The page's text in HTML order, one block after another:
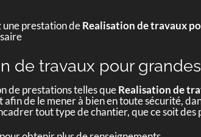
une prestation deRealisation de travaux
de travaux pour
de prestations telles queRealisation de
de le mener à bien en toute sécurité,
tout type de chantier, que ce soit